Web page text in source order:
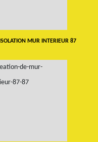
ISOLATION MUR INTERIEUR 87